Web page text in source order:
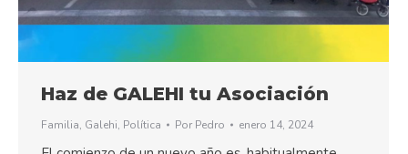
Haz de GALEHI tu Asociación
Familia, Galehi, Política Por Pedro enero 14, 2024